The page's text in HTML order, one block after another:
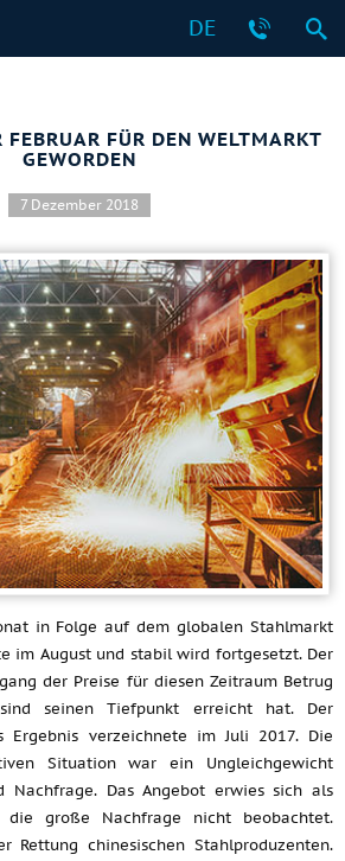
DE
FEBRUAR FÜR DEN WELTMARKT
GEWORDEN
7 Dezember 2018
in Folge auf dem globalen Stahlmarkt
im August und stabil wird fortgesetzt. Der
der Preise für diesen Zeitraum Betrug
seinen Tiefpunkt erreicht hat. Der
Ergebnis verzeichnete im Juli 2017. Die
Situation war ein Ungleichgewicht
Nachfrage. Das Angebot erwies sich als
die große Nachfrage nicht beobachtet.
Rettung chinesischen Stahlproduzenten.